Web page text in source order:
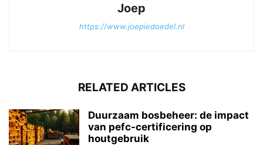
Joep
https://www.joepiedoedel.nl
RELATED ARTICLES
Duurzaam bosbeheer: de impact
van pefc-certificering op
houtgebruik